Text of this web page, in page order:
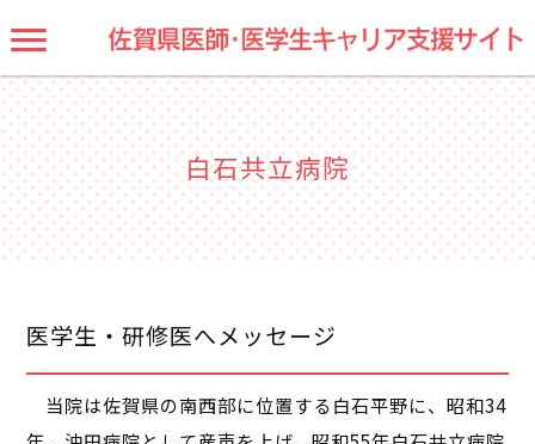
白石共立病院
医学生・研修医へメッセージ
当院は佐賀県の南西部に位置する白石平野に、昭和34